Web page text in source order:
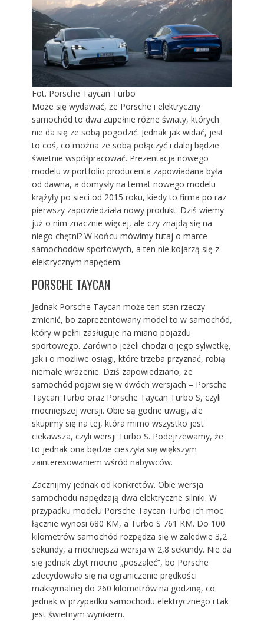
Fot. Porsche Taycan Turbo
Może się wydawać, że Porsche i elektryczny
samochód to dwa zupełnie różne światy, których
nie da się ze sobą pogodzić. Jednak jak widać, jest
to coś, co można ze sobą połączyć i dalej będzie
świetnie współpracować. Prezentacja nowego
modelu w portfolio producenta zapowiadana była
od dawna, a domysły na temat nowego modelu
krążyły po sieci od 2015 roku, kiedy to firma po raz
pierwszy zapowiedziała nowy produkt. Dziś wiemy
już o nim znacznie więcej, ale czy znajdą się na
niego chętni? W końcu mówimy tutaj o marce
samochodów sportowych, a ten nie kojarzą się z
elektrycznym napędem.
PORSCHE TAYCAN
Jednak Porsche Taycan może ten stan rzeczy
zmienić, bo zaprezentowany model to w samochód,
który w pełni zasługuje na miano pojazdu
sportowego. Zarówno jeżeli chodzi o jego sylwetkę,
jak i o możliwe osiągi, które trzeba przyznać, robią
niemałe wrażenie. Dziś zapowiedziano, że
samochód pojawi się w dwóch wersjach – Porsche
Taycan Turbo oraz Porsche Taycan Turbo S, czyli
mocniejszej wersji. Obie są godne uwagi, ale
skupimy się na tej, która mimo wszystko jest
ciekawsza, czyli wersji Turbo S. Podejrzewamy, że
to jednak ona będzie cieszyła się większym
zainteresowaniem wśród nabywców.
Zacznijmy jednak od konkretów. Obie wersja
samochodu napędzają dwa elektryczne silniki. W
przypadku modelu Porsche Taycan Turbo ich moc
łącznie wynosi 680 KM, a Turbo S 761 KM. Do 100
kilometrów samochód rozpędza się w zaledwie 3,2
sekundy, a mocniejsza wersja w 2,8 sekundy. Nie da
się jednak zbyt mocno „poszaleć”, bo Porsche
zdecydowało się na ograniczenie prędkości
maksymalnej do 260 kilometrów na godzinę, co
jednak w przypadku samochodu elektrycznego i tak
jest świetnym wynikiem.